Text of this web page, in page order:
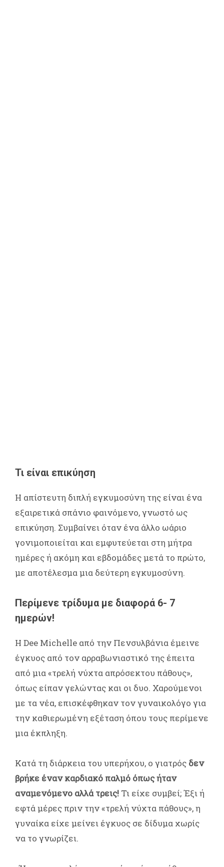
Τι είναι επικύηση
Η απίστευτη διπλή εγκυμοσύνη της είναι ένα
εξαιρετικά σπάνιο φαινόμενο, γνωστό ως
επικύηση. Συμβαίνει όταν ένα άλλο ωάριο
γονιμοποιείται και εμφυτεύεται στη μήτρα
ημέρες ή ακόμη και εβδομάδες μετά το πρώτο,
με αποτέλεσμα μια δεύτερη εγκυμοσύνη.
Περίμενε τρίδυμα με διαφορά 6- 7
ημερών!
Η Dee Michelle από την Πενσυλβάνια έμεινε
έγκυος από τον αρραβωνιαστικό της έπειτα
από μια «τρελή νύχτα απρόσεκτου πάθους»,
όπως είπαν γελώντας και οι δυο. Χαρούμενοι
με τα νέα, επισκέφθηκαν τον γυναικολόγο για
την καθιερωμένη εξέταση όπου τους περίμενε
μια έκπληξη.
Κατά τη διάρκεια του υπερήχου, ο γιατρός δεν
βρήκε έναν καρδιακό παλμό όπως ήταν
αναμενόμενο αλλά τρεις! Τι είχε συμβεί; Έξι ή
εφτά μέρες πριν την «τρελή νύχτα πάθους», η
γυναίκα είχε μείνει έγκυος σε δίδυμα χωρίς
να το γνωρίζει.